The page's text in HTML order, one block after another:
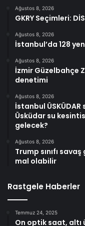
Ağustos 8, 2026
GKRY Seçimleri:
Ağustos 8, 2026
İstanbul’da 128
Ağustos 8, 2026
İzmir Güzelbahçe
denetimi
Ağustos 8, 2026
İstanbul
Üsküdar su
gelecek?
Ağustos 8, 2026
Trump sınıfı
mal olabilir
Rastgele Haberler
Temmuz 24, 2025
On optik saat, altı